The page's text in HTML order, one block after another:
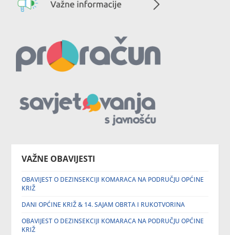
VAŽNE OBAVIJESTI
OBAVIJEST O DEZINSEKCIJI KOMARACA NA PODRUČJU OPĆINE
KRIŽ
DANI OPĆINE KRIŽ & 14. SAJAM OBRTA I RUKOTVORINA
OBAVIJEST O DEZINSEKCIJI KOMARACA NA PODRUČJU OPĆINE
KRIŽ